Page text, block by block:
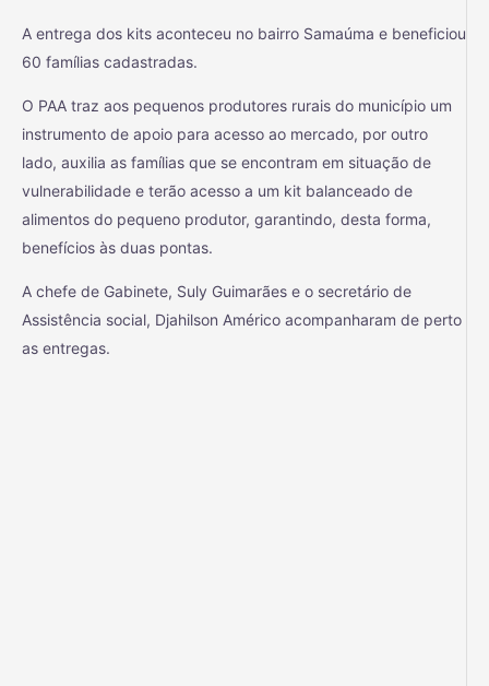
A entrega dos kits aconteceu no bairro Samaúma e beneficiou
60 famílias cadastradas.
O PAA traz aos pequenos produtores rurais do município um
instrumento de apoio para acesso ao mercado, por outro
lado, auxilia as famílias que se encontram em situação de
vulnerabilidade e terão acesso a um kit balanceado de
alimentos do pequeno produtor, garantindo, desta forma,
benefícios às duas pontas.
A chefe de Gabinete, Suly Guimarães e o secretário de
Assistência social, Djahilson Américo acompanharam de perto
as entregas.